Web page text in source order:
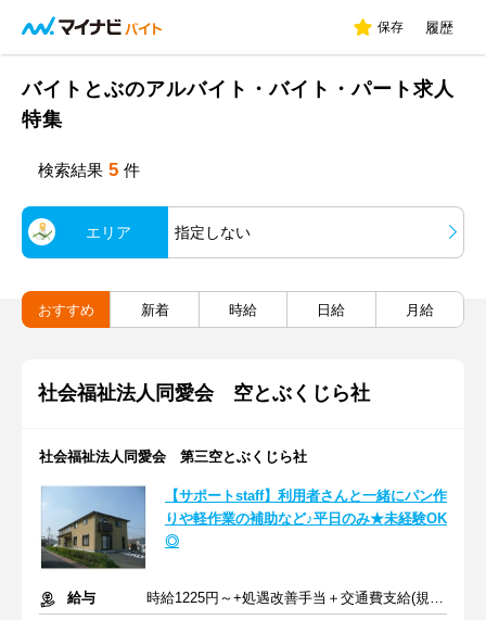
保存 履歴
バイトとぶのアルバイト・バイト・パート求人
特集
検索結果 5 件
エリア 指定しない
おすすめ 新着 時給 日給 月給
社会福祉法人同愛会 空とぶくじら社
社会福祉法人同愛会 第三空とぶくじら社
【サポートstaff】利用者さんと一緒にパン作
りや軽作業の補助など♪平日のみ★未経験OK
◎
給与
時給1225円～+処遇改善手当＋交通費支給(規定による)